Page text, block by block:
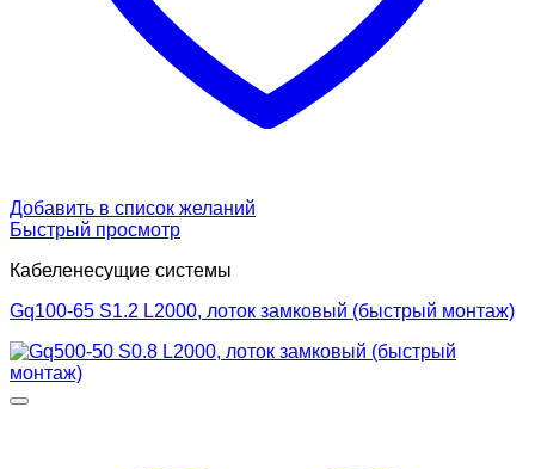
Добавить в список желаний
Быстрый просмотр
Кабеленесущие системы
Gq100-65 S1.2 L2000, лоток замковый (быстрый монтаж)